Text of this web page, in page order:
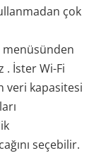
çok
menüsünden
. İster Wi-Fi
veri kapasitesi
seçebilir.